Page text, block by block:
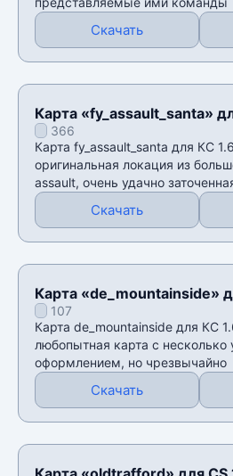
Скачать
Карта «fy_assault_santa»
366
Карта fy_assault_santa для КС
оригинальная локация из
assault, очень удачно
Скачать
Карта «de_mountainside»
107
Карта de_mountainside для КС
любопытная карта с
оформлением, но чрезвычайно
Скачать